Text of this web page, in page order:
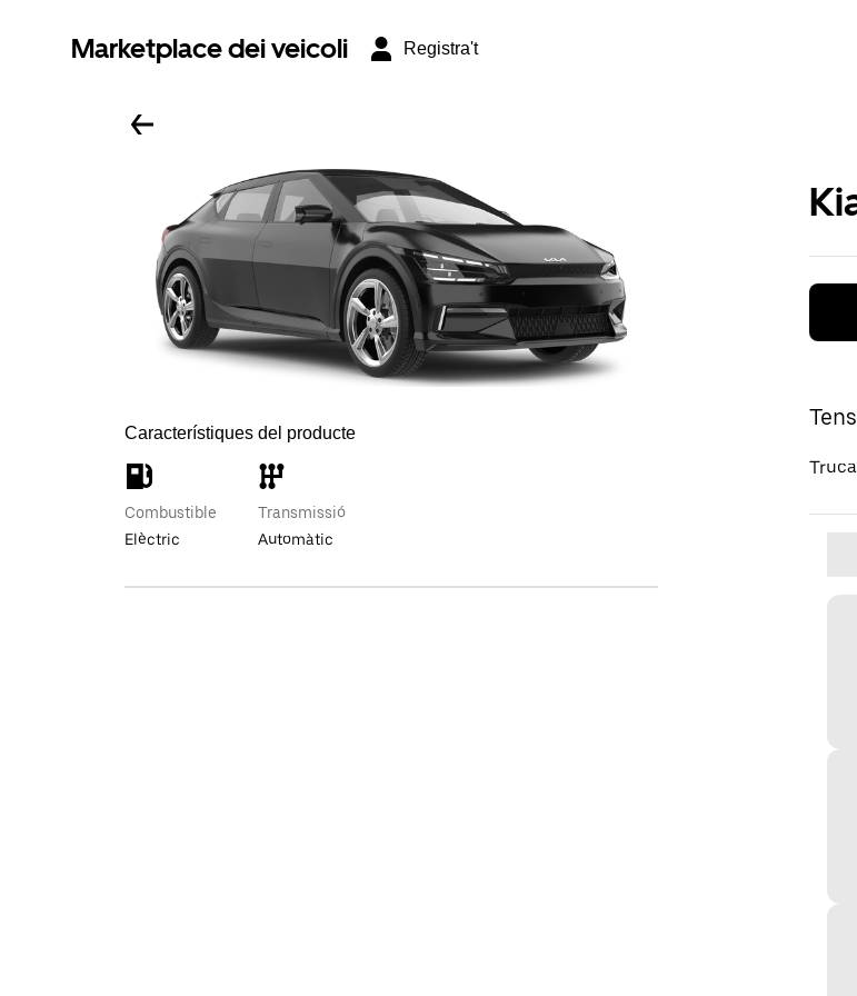
Marketplace dei veicoli Registra't
Característiques del producte
Combustible
Elèctric
Transmissió
Automàtic